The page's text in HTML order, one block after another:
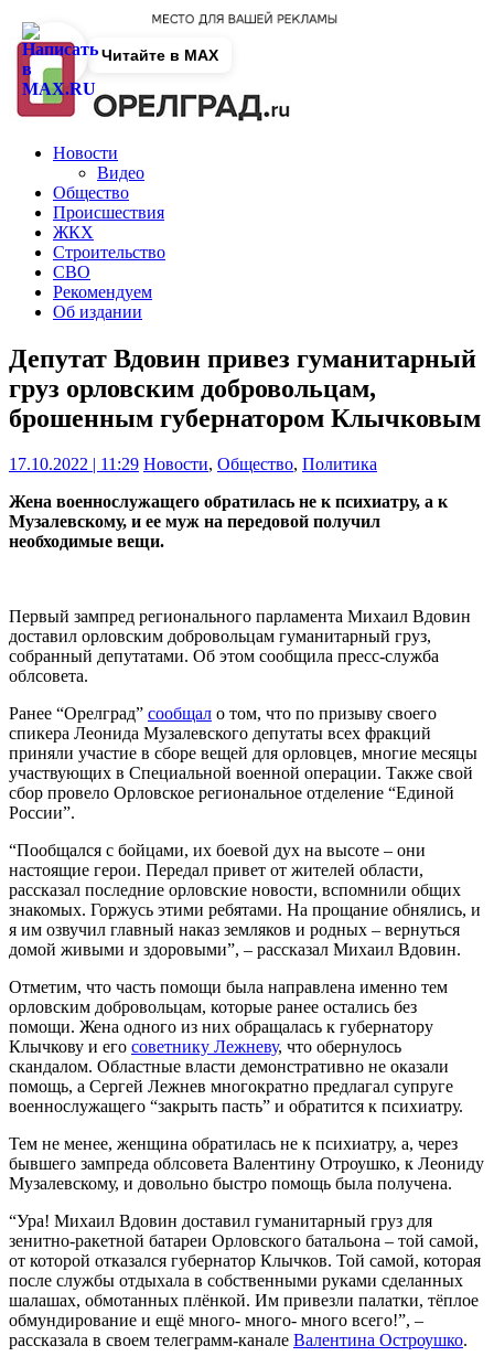
Новости
Видео
Общество
Происшествия
ЖКХ
Строительство
СВО
Рекомендуем
Об издании
Депутат Вдовин привез гуманитарный
груз орловским добровольцам,
брошенным губернатором Клычковым
17.10.2022 | 11:29 Новости, Общество, Политика
Жена военнослужащего обратилась не к психиатру, а к
Музалевскому, и ее муж на передовой получил
необходимые вещи.
Первый зампред регионального парламента Михаил Вдовин
доставил орловским добровольцам гуманитарный груз,
собранный депутатами. Об этом сообщила пресс-служба
облсовета.
Ранее “Орелград” сообщал о том, что по призыву своего
спикера Леонида Музалевского депутаты всех фракций
приняли участие в сборе вещей для орловцев, многие месяцы
участвующих в Специальной военной операции. Также свой
сбор провело Орловское региональное отделение “Единой
России”.
“Пообщался с бойцами, их боевой дух на высоте – они
настоящие герои. Передал привет от жителей области,
рассказал последние орловские новости, вспомнили общих
знакомых. Горжусь этими ребятами. На прощание обнялись, и
я им озвучил главный наказ земляков и родных – вернуться
домой живыми и здоровыми”, – рассказал Михаил Вдовин.
Отметим, что часть помощи была направлена именно тем
орловским добровольцам, которые ранее остались без
помощи. Жена одного из них обращалась к губернатору
Клычкову и его советнику Лежневу, что обернулось
скандалом. Областные власти демонстративно не оказали
помощь, а Сергей Лежнев многократно предлагал супруге
военнослужащего “закрыть пасть” и обратится к психиатру.
Тем не менее, женщина обратилась не к психиатру, а, через
бывшего зампреда облсовета Валентину Отроушко, к Леониду
Музалевскому, и довольно быстро помощь была получена.
“Ура! Михаил Вдовин доставил гуманитарный груз для
зенитно-ракетной батареи Орловского батальона – той самой,
от которой отказался губернатор Клычков. Той самой, которая
после службы отдыхала в собственными руками сделанных
шалашах, обмотанных плёнкой. Им привезли палатки, тёплое
обмундирование и ещё много- много- много всего!”, –
рассказала в своем телеграмм-канале Валентина Остроушко.
Читайте в MAX